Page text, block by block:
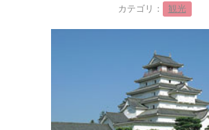
カテゴリ： 観光